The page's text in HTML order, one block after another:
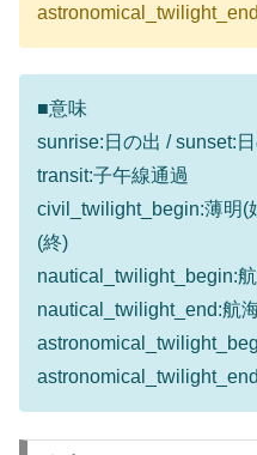
■意味
sunrise:日の出 / sunset:日
transit:子午線通過
civil_twilight_begin:薄明(
(終)
nautical_twilight_begin:
nautical_twilight_end:航